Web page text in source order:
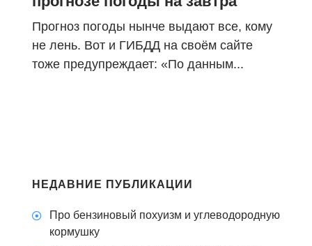
Прогноз погоды нынче выдают все, кому
не лень. Вот и ГИБДД на своём сайте
тоже предупреждает: «По данным...
НЕДАВНИЕ ПУБЛИКАЦИИ
Про бензиновый похуизм и углеводородную
кормушку